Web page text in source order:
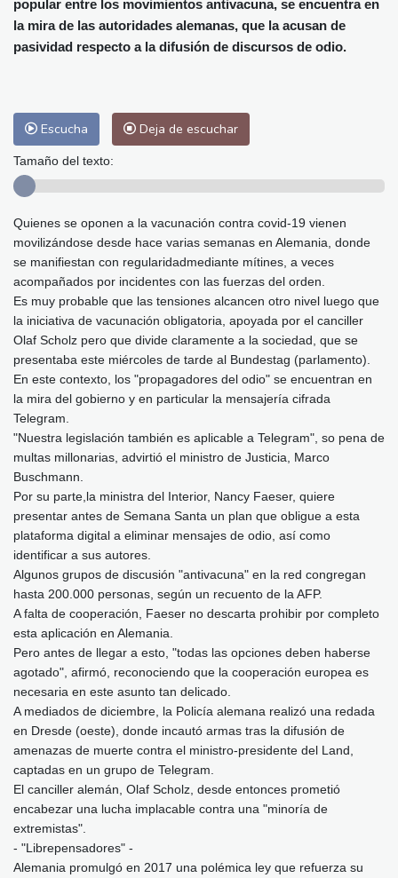
Málaga
26 °C Murcia
25 °C
Las Palmas de Gran Canaria
24 °C
Ibiza
26 °C Buenos Aires
7 °C
Panama City
24 °C
popular entre los movimientos antivacuna, se encuentra en
la mira de las autoridades alemanas, que la acusan de
pasividad respecto a la difusión de discursos de odio.
Escucha Deja de escuchar
Tamaño del texto:
Quienes se oponen a la vacunación contra covid-19 vienen
movilizándose desde hace varias semanas en Alemania, donde
se manifiestan con regularidadmediante mítines, a veces
acompañados por incidentes con las fuerzas del orden.
Es muy probable que las tensiones alcancen otro nivel luego que
la iniciativa de vacunación obligatoria, apoyada por el canciller
Olaf Scholz pero que divide claramente a la sociedad, que se
presentaba este miércoles de tarde al Bundestag (parlamento).
En este contexto, los "propagadores del odio" se encuentran en
la mira del gobierno y en particular la mensajería cifrada
Telegram.
"Nuestra legislación también es aplicable a Telegram", so pena de
multas millonarias, advirtió el ministro de Justicia, Marco
Buschmann.
Por su parte,la ministra del Interior, Nancy Faeser, quiere
presentar antes de Semana Santa un plan que obligue a esta
plataforma digital a eliminar mensajes de odio, así como
identificar a sus autores.
Algunos grupos de discusión "antivacuna" en la red congregan
hasta 200.000 personas, según un recuento de la AFP.
A falta de cooperación, Faeser no descarta prohibir por completo
esta aplicación en Alemania.
Pero antes de llegar a esto, "todas las opciones deben haberse
agotado", afirmó, reconociendo que la cooperación europea es
necesaria en este asunto tan delicado.
A mediados de diciembre, la Policía alemana realizó una redada
en Dresde (oeste), donde incautó armas tras la difusión de
amenazas de muerte contra el ministro-presidente del Land,
captadas en un grupo de Telegram.
El canciller alemán, Olaf Scholz, desde entonces prometió
encabezar una lucha implacable contra una "minoría de
extremistas".
- "Librepensadores" -
Alemania promulgó en 2017 una polémica ley que refuerza su